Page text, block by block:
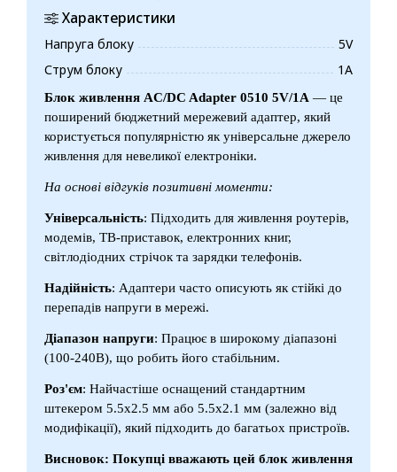
Характеристики
Напруга блоку
5V
Струм блоку
1А
Блок живлення AC/DC Adapter 0510 5V/1A — це
поширений бюджетний мережевий адаптер, який
користується популярністю як універсальне джерело
живлення для невеликої електроніки.
На основі відгуків позитивні моменти:
Універсальність: Підходить для живлення роутерів,
модемів, ТВ-приставок, електронних книг,
світлодіодних стрічок та зарядки телефонів.
Надійність: Адаптери часто описують як стійкі до
перепадів напруги в мережі.
Діапазон напруги: Працює в широкому діапазоні
(100-240В), що робить його стабільним.
Роз'єм: Найчастіше оснащений стандартним
штекером 5.5x2.5 мм або 5.5x2.1 мм (залежно від
модифікації), який підходить до багатьох пристроїв.
Висновок: Покупці вважають цей блок живлення